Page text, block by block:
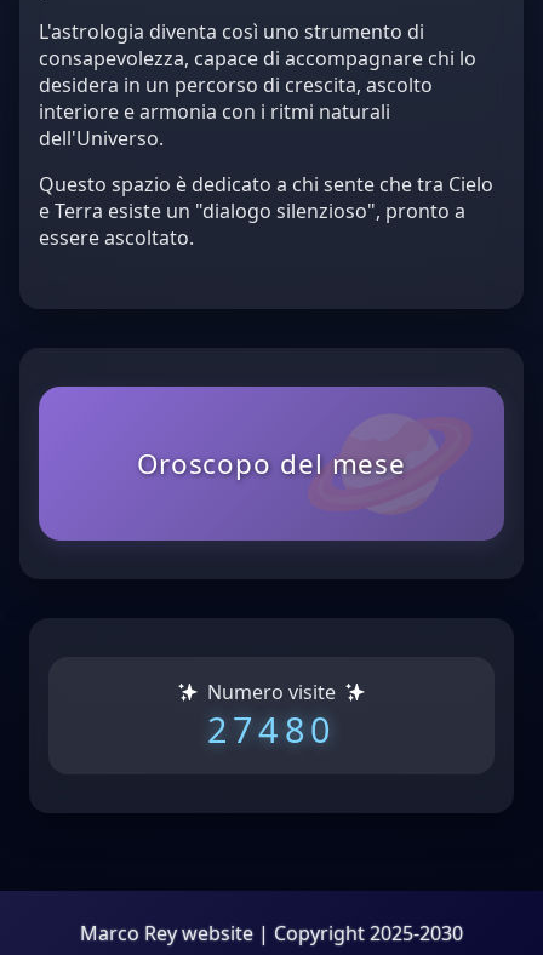
L'astrologia diventa così uno strumento di
consapevolezza, capace di accompagnare chi lo
desidera in un percorso di crescita, ascolto
interiore e armonia con i ritmi naturali
dell'Universo.
Questo spazio è dedicato a chi sente che tra Cielo
e Terra esiste un "dialogo silenzioso", pronto a
essere ascoltato.
Oroscopo del mese
Numero visite
27480
Marco Rey website | Copyright 2025-2030